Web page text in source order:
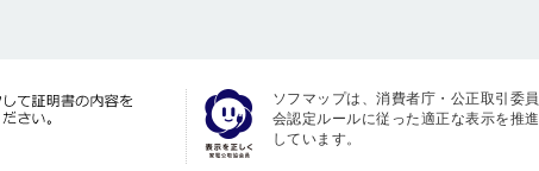
ソフマップは、消費者庁・公正取引委員
会認定ルールに従った適正な表示を推進
しています。